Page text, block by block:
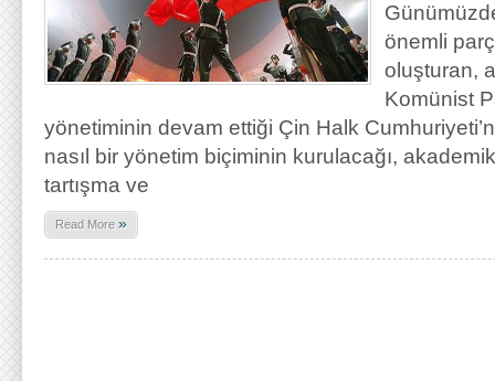
önemli
oluşturan,
Komünist
yönetiminin devam ettiği Çin Halk
nasıl bir yönetim biçiminin kurulacağı,
tartışma ve
Read More »